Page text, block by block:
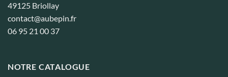
49125 Briollay
contact@aubepin.fr
06 95 21 00 37
NOTRE CATALOGUE